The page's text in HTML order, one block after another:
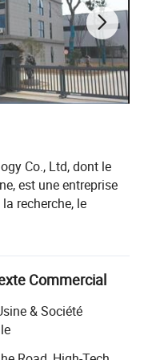
Co., Ltd, dont le
est une entreprise
recherche, le
tant qu'expert
matériaux
d'un analyseur
techniques
à mieux choisir
et à personnaliser
Commercial
& Société